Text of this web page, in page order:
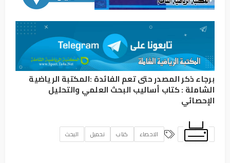
برجاء ذكر المصدر حتى تعم الفائدة :المكتبة الرياضية
الشاملة :كتاب أساليب البحث العلمي والتحليل
الإحصائي
الاحصاء كتاب تحميل البحث